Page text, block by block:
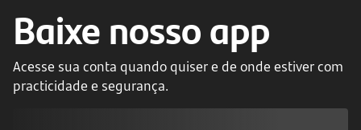
Baixe nosso app
Acesse sua conta quando quiser e de onde estiver com
practicidade e segurança.